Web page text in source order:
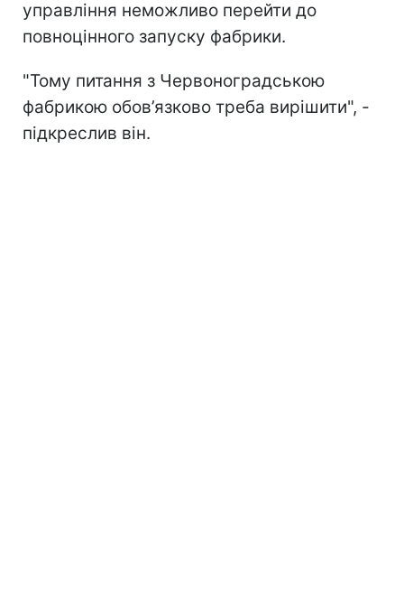
управління неможливо перейти до
повноцінного запуску фабрики.
"Тому питання з Червоноградською
фабрикою обов’язково треба вирішити", -
підкреслив він.